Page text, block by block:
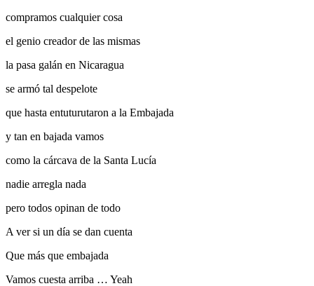
compramos cualquier cosa
el genio creador de las mismas
la pasa galán en Nicaragua
se armó tal despelote
que hasta entuturutaron a la Embajada
y tan en bajada vamos
como la cárcava de la Santa Lucía
nadie arregla nada
pero todos opinan de todo
A ver si un día se dan cuenta
Que más que embajada
Vamos cuesta arriba … Yeah